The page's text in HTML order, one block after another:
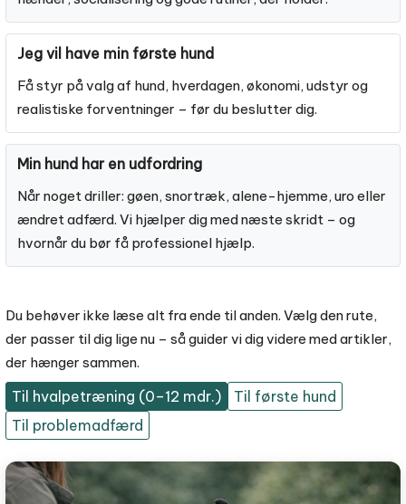
Jeg vil have min første hund
Få styr på valg af hund, hverdagen, økonomi, udstyr og
realistiske forventninger – før du beslutter dig.
Min hund har en udfordring
Når noget driller: gøen, snortræk, alene-hjemme, uro eller
ændret adfærd. Vi hjælper dig med næste skridt – og
hvornår du bør få professionel hjælp.
Du behøver ikke læse alt fra ende til anden. Vælg den rute,
der passer til dig lige nu – så guider vi dig videre med artikler,
der hænger sammen.
Til hvalpetræning (0–12 mdr.)
Til første hund
Til problemadfærd